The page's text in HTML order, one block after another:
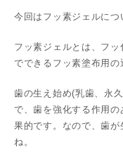
今回はフッ素ジェルにつ
フッ素ジェルとは、フ
でできるフッ素塗布用の
歯の生え始め(乳歯、永
で、歯を強化する作用
果的です。なので、歯
ね。